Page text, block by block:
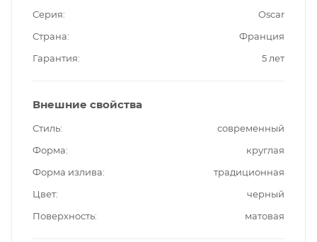
Серия
Oscar
Страна
Франция
Гарантия
5 лет
Внешние свойства
Стиль
современный
Форма
круглая
Форма излива
традиционная
Цвет
черный
Поверхность
матовая